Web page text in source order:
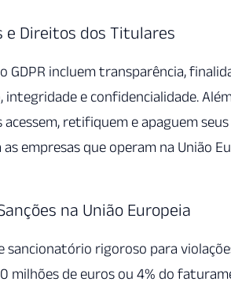
e Direitos dos Titulares
GDPR incluem transparência,
e confidencialidade.
retifiquem e apaguem seus
empresas que operam na União
na União Europeia
sancionatório rigoroso para
milhões de euros ou 4% do